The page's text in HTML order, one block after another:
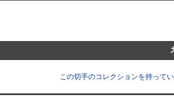
この切手のコレクションを持って